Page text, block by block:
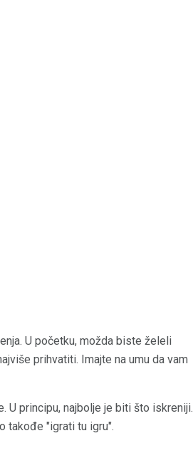
U početku, možda biste želeli
prihvatiti. Imajte na umu da vam
U principu, najbolje je biti što iskreniji.
takođe "igrati tu igru".